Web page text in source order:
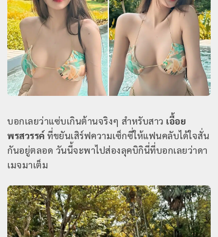
บอกเลยว่าแซ่บเกินต้านจริงๆ สำหรับสาว เอื้อย
พรสวรรค์ ที่ขยันเสิร์ฟความเซ็กซี่ให้แฟนคลับได้ใจสั่น
กันอยู่ตลอด วันนี้จะพาไปส่องลุคบิกินี่ที่บอกเลยว่าดา
เมจมาเต็ม